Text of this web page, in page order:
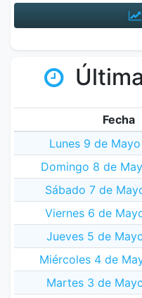
Fecha
Lunes 9 de
Domingo 8 de
Sábado 7 de
Viernes 6 de
Jueves 5 de
Miércoles 4 de
Martes 3 de